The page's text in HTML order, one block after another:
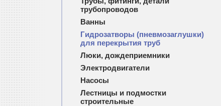
трубопроводов
Ванны
Гидрозатворы (пневмозаглушки)
для перекрытия труб
Люки, дождеприемники
Электродвигатели
Насосы
Лестницы и подмостки
строительные